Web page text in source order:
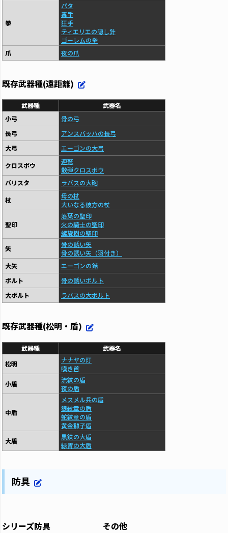
拳
パタ
毒手
狂手
ティエリエの隠し針
ゴーレムの拳
爪
夜の爪
既存武器種(遠距離)
武器種
武器名
小弓
骨の弓
長弓
アンスバッハの長弓
大弓
エーゴンの大弓
クロスボウ
連弩
散弾クロスボウ
バリスタ
ラバスの大砲
杖
母の杖
大いなる彼方の杖
聖印
落葉の聖印
火の騎士の聖印
螺旋樹の聖印
矢
骨の誘い矢
骨の誘い矢（羽付き）
大矢
エーゴンの銛
ボルト
骨の誘いボルト
大ボルト
ラバスの大ボルト
既存武器種(松明・盾)
武器種
武器名
松明
ナナヤの灯
嘆き首
小盾
流紋の盾
夜の盾
中盾
メスメル兵の盾
狼紋章の盾
蛇紋章の盾
黄金獅子盾
大盾
黒鉄の大盾
緑青の大盾
防具
シリーズ防具 その他